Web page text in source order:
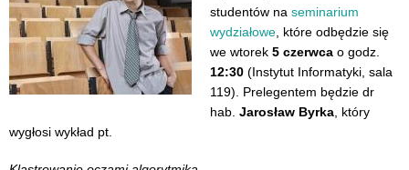
studentów na seminarium
wydziałowe , które odbędzie się
we wtorek 5 czerwca o godz.
12:30 (Instytut Informatyki, sala
119). Prelegentem będzie dr
hab. Jarosław Byrka , który
wygłosi wykład pt.